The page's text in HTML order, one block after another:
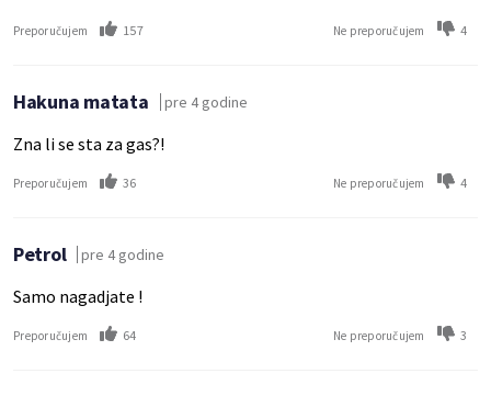
Preporučujem 157 Ne preporučujem 4
Hakuna matata pre 4 godine
Zna li se sta za gas?!
Preporučujem 36 Ne preporučujem 4
Petrol pre 4 godine
Samo nagadjate !
Preporučujem 64 Ne preporučujem 3